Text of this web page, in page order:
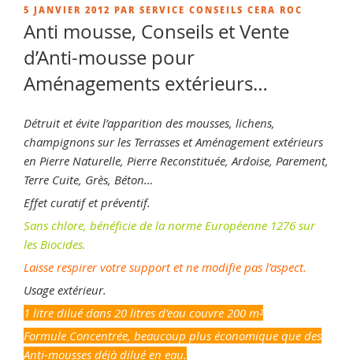
PUBLIÉ
LE
5 JANVIER 2012 PAR SERVICE CONSEILS CERA ROC
Anti mousse, Conseils et Vente
d’Anti-mousse pour
Aménagements extérieurs…
Détruit et évite l’apparition des mousses, lichens,
champignons sur les Terrasses et Aménagement extérieurs
en Pierre Naturelle, Pierre Reconstituée, Ardoise, Parement,
Terre Cuite, Grès, Béton…
Effet curatif et préventif.
Sans chlore, bénéficie de la norme Européenne 1276 sur
les Biocides.
Laisse respirer votre support et ne modifie pas l’aspect.
Usage extérieur.
1 litre dilué dans 20 litres d’eau couvre 200 m²
Formule Concentrée, beaucoup plus économique que des
Anti-mousses déjà dilué en eau.